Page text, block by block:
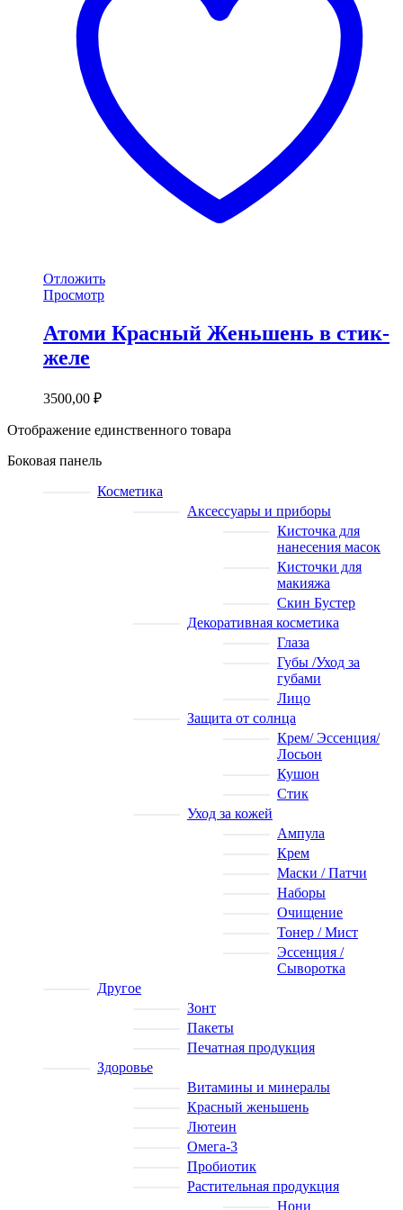
Отложить
Просмотр
Атоми Красный Женьшень в стик-
желе
3500,00 ₽
Отображение единственного товара
Боковая панель
Косметика
Аксессуары и приборы
Кисточка для
нанесения масок
Кисточки для
макияжа
Скин Бустер
Декоративная косметика
Глаза
Губы /Уход за
губами
Лицо
Защита от солнца
Крем/ Эссенция/
Лосьон
Кушон
Стик
Уход за кожей
Ампула
Крем
Маски / Патчи
Наборы
Очищение
Тонер / Мист
Эссенция /
Сыворотка
Другое
Зонт
Пакеты
Печатная продукция
Здоровье
Витамины и минералы
Красный женьшень
Лютеин
Омега-3
Пробиотик
Растительная продукция
Нони